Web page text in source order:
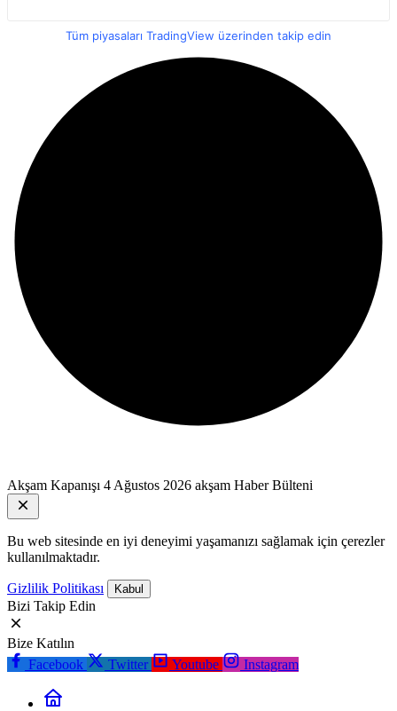
Tüm piyasaları TradingView üzerinden takip edin
Akşam Kapanışı 4 Ağustos 2026 akşam Haber Bülteni
Bu web sitesinde en iyi deneyimi yaşamanızı sağlamak için çerezler
kullanılmaktadır.
Gizlilik Politikası Kabul
Bizi Takip Edin
Bize Katılın
Facebook
Twitter Youtube Instagram